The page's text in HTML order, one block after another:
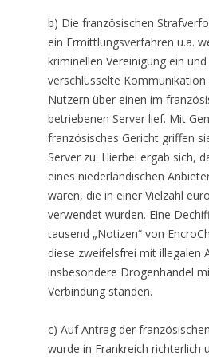
b) Die französischen
ein Ermittlungsverfahren u.a.
kriminellen Vereinigung ein
verschlüsselte Kommunikation
Nutzern über einen im
betriebenen Server lief. Mit
französisches Gericht griffen
Server zu. Hierbei ergab sich,
eines niederländischen
waren, die in einer Vielzahl
verwendet wurden. Eine
tausend „Notizen“ von
diese zweifelsfrei mit illegalen
insbesondere Drogenhandel
Verbindung standen.
c) Auf Antrag der
wurde in Frankreich richterlich